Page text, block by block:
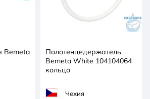
Bemeta
Полотенцедержатель
Bemeta White 104104064
кольцо
Чехия